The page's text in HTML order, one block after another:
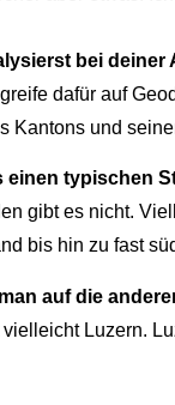
bei deiner
dafür auf
Kantons und
einen typischen
gibt es nicht.
bis hin zu fast
auf die
vielleicht Luzern.